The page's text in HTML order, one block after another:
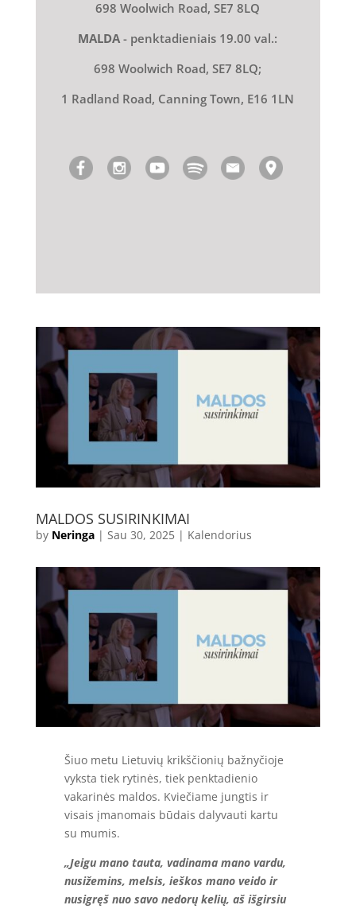
698 Woolwich Road, SE7 8LQ
MALDA- penktadieniais 19.00 val.:
698 Woolwich Road, SE7 8LQ;
1 Radland Road, Canning Town, E16 1LN
MALDOS SUSIRINKIMAI
by Neringa| Sau 30, 2025| Kalendorius
Šiuo metu Lietuvių krikščionių bažnyčioje
vyksta tiek rytinės, tiek penktadienio
vakarinės maldos. Kviečiame jungtis ir
visais įmanomais būdais dalyvauti kartu
su mumis.
„Jeigu mano tauta, vadinama mano vardu,
nusižemins, melsis, ieškos mano veido ir
nusigręš nuo savo nedorų kelių, aš išgirsiu